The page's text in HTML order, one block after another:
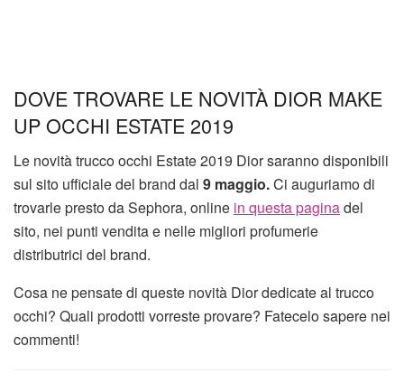
DOVE TROVARE LE NOVITÀ DIOR MAKE
UP OCCHI ESTATE 2019
Le novità trucco occhi Estate 2019 Dior saranno disponibili
sul sito ufficiale del brand dal 9 maggio.Ci auguriamo di
trovarle presto da Sephora, online in questa paginadel
sito, nei punti vendita e nelle migliori profumerie
distributrici del brand.
Cosa ne pensate di queste novità Dior dedicate al trucco
occhi? Quali prodotti vorreste provare? Fatecelo sapere nei
commenti!